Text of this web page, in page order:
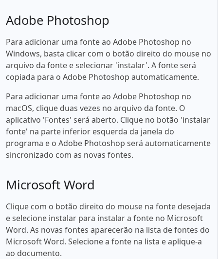
Adobe Photoshop
Para adicionar uma fonte ao Adobe Photoshop no
Windows, basta clicar com o botão direito do mouse no
arquivo da fonte e selecionar 'instalar'. A fonte será
copiada para o Adobe Photoshop automaticamente.
Para adicionar uma fonte ao Adobe Photoshop no
macOS, clique duas vezes no arquivo da fonte. O
aplicativo 'Fontes' será aberto. Clique no botão 'instalar
fonte' na parte inferior esquerda da janela do
programa e o Adobe Photoshop será automaticamente
sincronizado com as novas fontes.
Microsoft Word
Clique com o botão direito do mouse na fonte desejada
e selecione instalar para instalar a fonte no Microsoft
Word. As novas fontes aparecerão na lista de fontes do
Microsoft Word. Selecione a fonte na lista e aplique-a
ao documento.